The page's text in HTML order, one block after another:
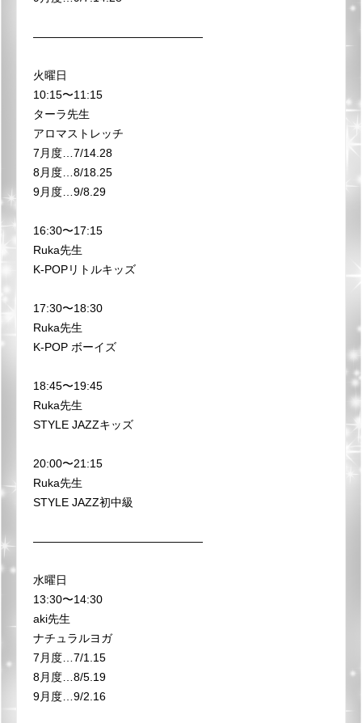
———————————————
火曜日
10:15〜11:15
ターラ先生
アロマストレッチ
7月度…7/14.28
8月度…8/18.25
9月度…9/8.29
16:30〜17:15
Ruka先生
K-POPリトルキッズ
17:30〜18:30
Ruka先生
K-POP ボーイズ
18:45〜19:45
Ruka先生
STYLE JAZZキッズ
20:00〜21:15
Ruka先生
STYLE JAZZ初中級
———————————————
水曜日
13:30〜14:30
aki先生
ナチュラルヨガ
7月度…7/1.15
8月度…8/5.19
9月度…9/2.16